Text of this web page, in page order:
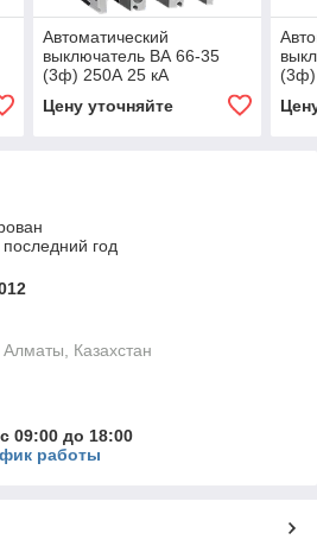
Автоматический
выключатель ВА 66-35
(3ф) 250А 25 кА
Цену уточняйте
(3ф)
год
Казахстан
09:00 до 18:00
работы